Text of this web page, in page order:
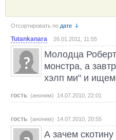
Отсортировать по дате
Tutankanara 26.01.2011, 11:55
Молодца
монстра, а
хэлп ми" и
гость (аноним) 14.07.2010, 22:01
гость (аноним) 14.07.2010, 20:55
А зачем